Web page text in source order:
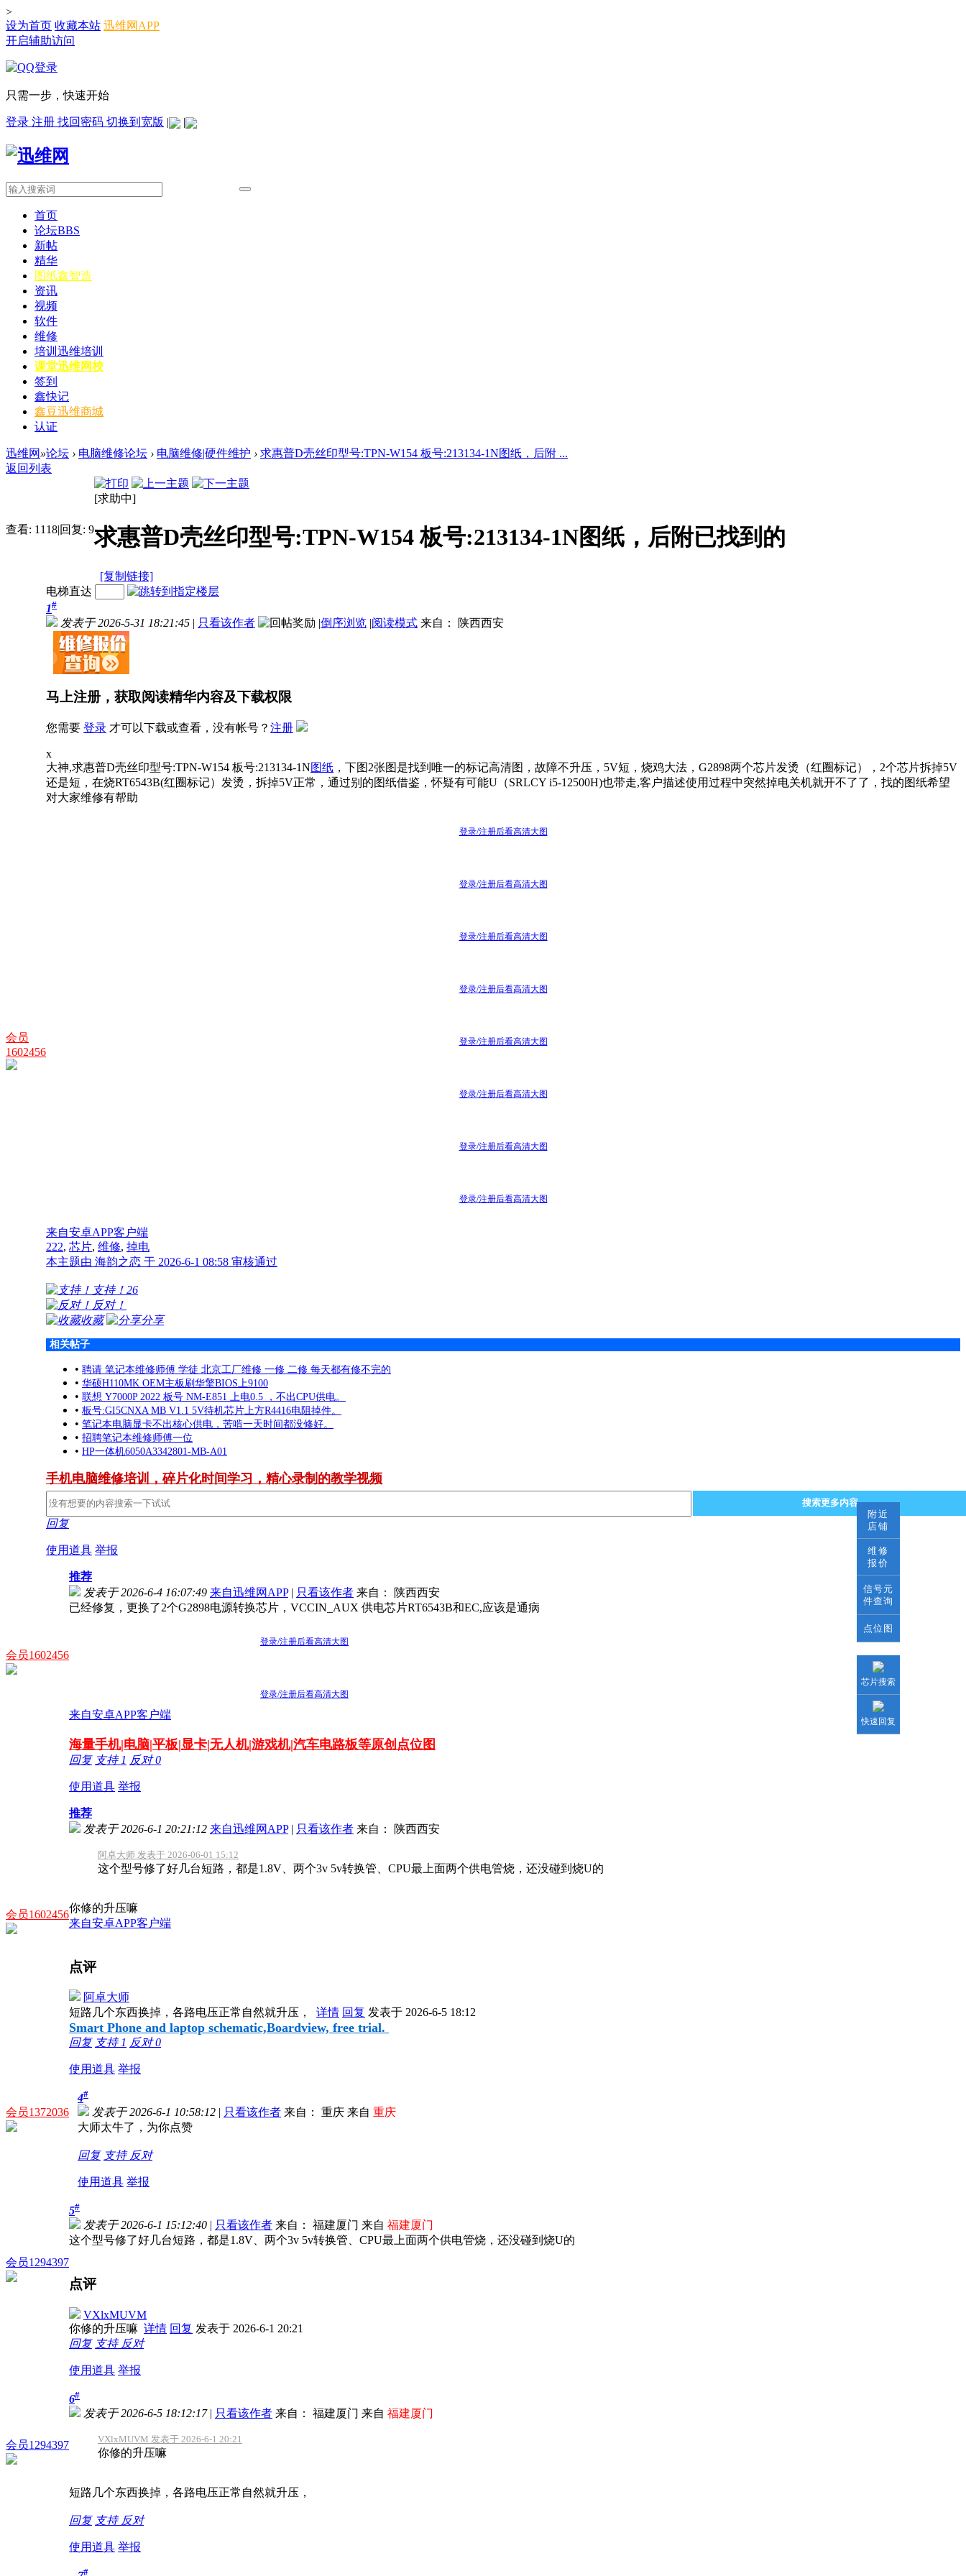
>
设为首页 收藏本站 迅维网APP
开启辅助访问
只需一步，快速开始
登录 注册 找回密码 切换到宽版 | |
首页
论坛BBS
新帖
精华
图纸鑫智造
资讯
视频
软件
维修
培训 迅维培训
课堂迅维网校
签到
鑫快记
鑫豆迅维商城
认证
迅维网 »论坛 › 电脑维修论坛 › 电脑维修|硬件维护 › 求惠普D壳丝印型号:TPN-W154 板号:213134-1N图纸，后附 ...
返回列表
查看: 1118|回复: 9
[求助中]
求惠普D壳丝印型号:TPN-W154 板号:213134-1N图纸，后附已找到的
[复制链接]
会员
1602456
电梯直达
1#
发表于 2026-5-31 18:21:45 | 只看该作者 |倒序浏览 |阅读模式 来自： 陕西西安
马上注册，获取阅读精华内容及下载权限
您需要 登录 才可以下载或查看，没有帐号？ 注册
x
大神,求惠普D壳丝印型号:TPN-W154 板号:213134-1N图纸 ，下图2张图是找到唯一的标记高清图，故障不升压，5V短，烧鸡大法，G2898两个芯片发烫（红圈标记），2个芯片拆掉5V
还是短，在烧RT6543B(红圈标记）发烫，拆掉5V正常，通过别的图纸借鉴，怀疑有可能U（SRLCY i5-12500H)也带走,客户描述使用过程中突然掉电关机就开不了了，找的图纸希望
对大家维修有帮助
登录/注册后看高清大图
登录/注册后看高清大图
登录/注册后看高清大图
登录/注册后看高清大图
登录/注册后看高清大图
登录/注册后看高清大图
登录/注册后看高清大图
登录/注册后看高清大图
来自安卓APP客户端
222, 芯片, 维修, 掉电
本主题由 海韵之恋 于 2026-6-1 08:58 审核通过
支持！ 26
反对！
收藏
分享
相关帖子
• 聘请 笔记本维修师傅 学徒 北京工厂维修 一修 二修 每天都有修不完的
• 华硕H110MK OEM主板刷华擎BIOS上9100
• 联想 Y7000P 2022 板号 NM-E851 上电0.5 ，不出CPU供电。
• 板号:GI5CNXA MB V1.1 5V待机芯片上方R4416电阻掉件。
• 笔记本电脑显卡不出核心供电，苦啃一天时间都没修好。
• 招聘笔记本维修师傅一位
• HP一体机6050A3342801-MB-A01
手机电脑维修培训，碎片化时间学习，精心录制的教学视频
搜索更多内容
回复
使用道具 举报
会员1602456
推荐
发表于 2026-6-4 16:07:49 来自迅维网APP | 只看该作者 来自： 陕西西安
已经修复，更换了2个G2898电源转换芯片，VCCIN_AUX 供电芯片RT6543B和EC,应该是通病
登录/注册后看高清大图
登录/注册后看高清大图
来自安卓APP客户端
海量手机|电脑|平板|显卡|无人机|游戏机|汽车电路板等原创点位图
回复 支持 1 反对0
使用道具 举报
会员1602456
推荐
发表于 2026-6-1 20:21:12 来自迅维网APP | 只看该作者 来自： 陕西西安
阿卓大师 发表于 2026-06-01 15:12
这个型号修了好几台短路，都是1.8V、两个3v 5v转换管、CPU最上面两个供电管烧，还没碰到烧U的
你修的升压嘛
来自安卓APP客户端
点评
阿卓大师
短路几个东西换掉，各路电压正常自然就升压， 详情 回复 发表于 2026-6-5 18:12
Smart Phone and laptop schematic,Boardview, free trial.
回复 支持 1 反对0
使用道具 举报
会员1372036
4#
发表于 2026-6-1 10:58:12 | 只看该作者 来自： 重庆 来自 重庆
大师太牛了，为你点赞
回复 支持 反对
使用道具 举报
会员1294397
5#
发表于 2026-6-1 15:12:40 | 只看该作者 来自： 福建厦门 来自 福建厦门
这个型号修了好几台短路，都是1.8V、两个3v 5v转换管、CPU最上面两个供电管烧，还没碰到烧U的
点评
VXlxMUVM
你修的升压嘛 详情 回复 发表于 2026-6-1 20:21
回复 支持 反对
使用道具 举报
会员1294397
6#
发表于 2026-6-5 18:12:17 | 只看该作者 来自： 福建厦门 来自 福建厦门
VXlxMUVM 发表于 2026-6-1 20:21
你修的升压嘛
短路几个东西换掉，各路电压正常自然就升压，
回复 支持 反对
使用道具 举报
#
附近
店铺
维修
报价
信号元
件查询
点位图
芯片搜索
快速回复